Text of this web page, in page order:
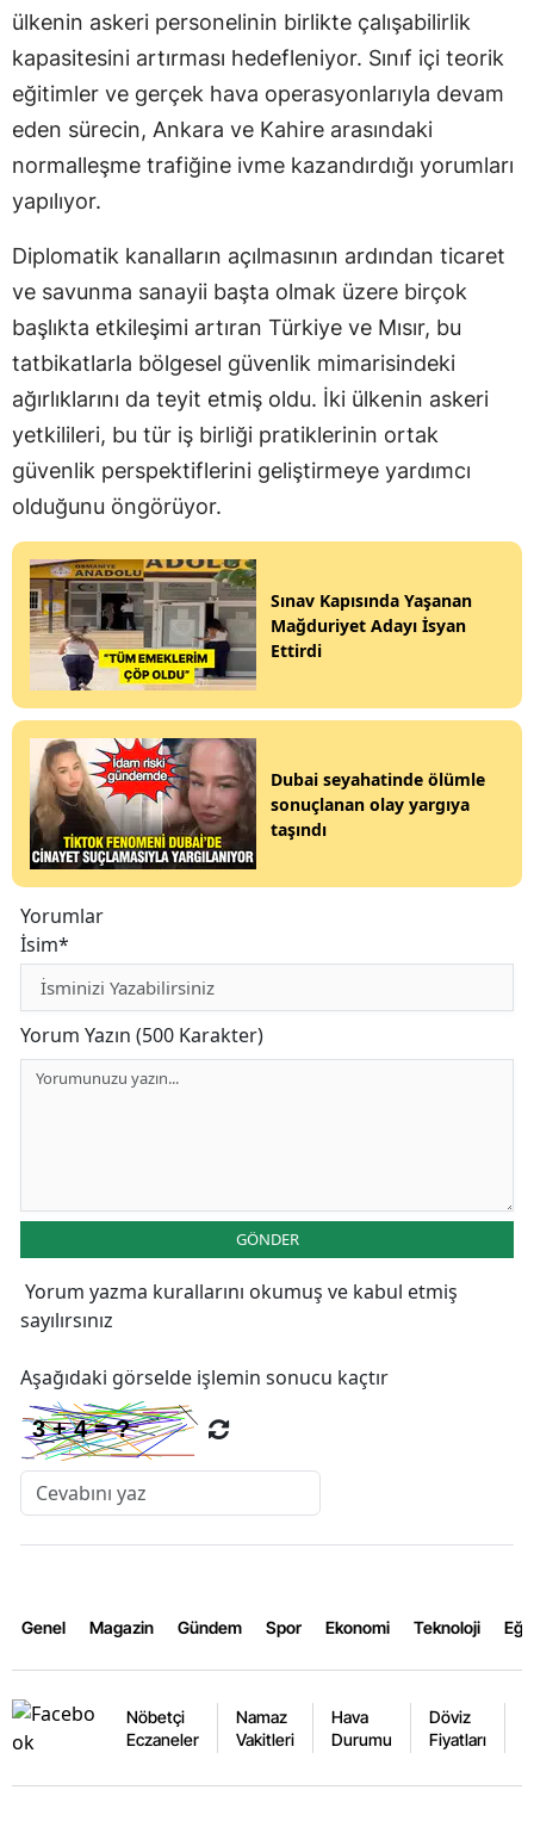
ülkenin askeri personelinin birlikte çalışabilirlik
kapasitesini artırması hedefleniyor. Sınıf içi teorik
eğitimler ve gerçek hava operasyonlarıyla devam
eden sürecin, Ankara ve Kahire arasındaki
normalleşme trafiğine ivme kazandırdığı yorumları
yapılıyor.
Diplomatik kanalların açılmasının ardından ticaret
ve savunma sanayii başta olmak üzere birçok
başlıkta etkileşimi artıran Türkiye ve Mısır, bu
tatbikatlarla bölgesel güvenlik mimarisindeki
ağırlıklarını da teyit etmiş oldu. İki ülkenin askeri
yetkilileri, bu tür iş birliği pratiklerinin ortak
güvenlik perspektiflerini geliştirmeye yardımcı
olduğunu öngörüyor.
Sınav Kapısında Yaşanan
Mağduriyet Adayı İsyan
Ettirdi
Dubai seyahatinde ölümle
sonuçlanan olay yargıya
taşındı
Yorumlar
İsim*
Yorum Yazın (500 Karakter)
GÖNDER
Yorum yazma kurallarını okumuş ve kabul etmiş
sayılırsınız
Aşağıdaki görselde işlemin sonucu kaçtır
Genel Magazin Gündem Spor Ekonomi Teknoloji
Nöbetçi
Eczaneler
Namaz
Vakitleri
Hava
Durumu
Döviz
Fiyatları